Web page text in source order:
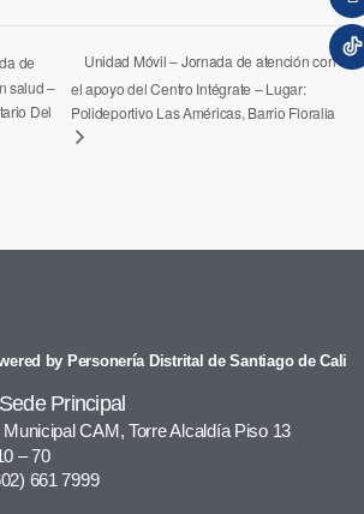
de
salud –
Del
Unidad Móvil – Jornada de atención con
el apoyo del Centro Intégrate – Lugar:
Polideportivo Las Américas, Barrio Floralia
by Personería Distrital de Santiago de Cali
Principal
CAM, Torre Alcaldía Piso 13
– 70
661 7999